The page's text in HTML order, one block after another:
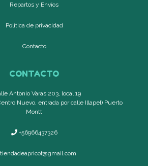
Repartos y Envíos
Política de privacidad
Contacto
CONTACTO
Antonio Varas 203, local 19
Nuevo, entrada por calle Illapel) Puerto
Montt
+56966437326